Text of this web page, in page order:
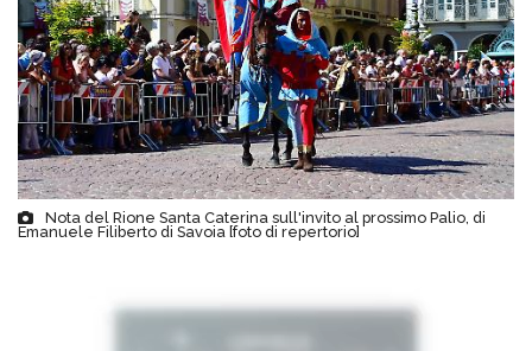
Nota del Rione Santa Caterina sull'invito al prossimo Palio, di
Emanuele Filiberto di Savoia [foto di repertorio]